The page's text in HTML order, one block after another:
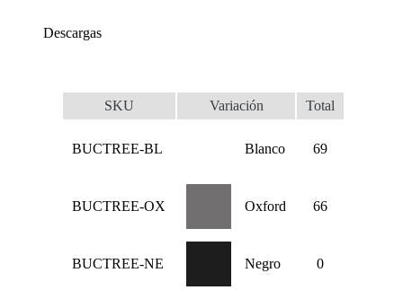
Descargas
SKU Variación Total
BUCTREE-BL Blanco 69
BUCTREE-OX Oxford 66
BUCTREE-NE Negro 0